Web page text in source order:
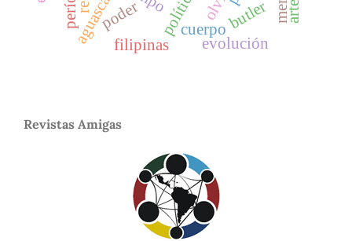
política butler
cuerpo
poder
evolución
filipinas
arte
Revistas Amigas